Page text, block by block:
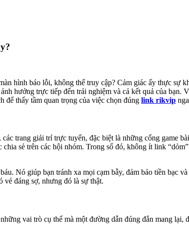
hình báo lỗi, không thể truy cập? Cảm giác ấy thực sự
hưởng trực tiếp đến trải nghiệm và cả kết quả của bạn.
thấy tầm quan trọng của việc chọn đúng link rikvip
trang giải trí trực tuyến, đặc biệt là những cổng game
sẻ trên các hội nhóm. Trong số đó, không ít link
Nó giúp bạn tránh xa mọi cạm bẫy, đảm bảo tiền bạc
đáng sợ, nhưng đó là sự thật.
vai trò cụ thể mà một đường dẫn đúng đắn mang lại,